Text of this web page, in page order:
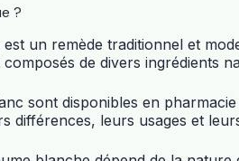
?
est un remède traditionnel et
de divers ingrédients
sont disponibles en pharmacie
différences, leurs usages et